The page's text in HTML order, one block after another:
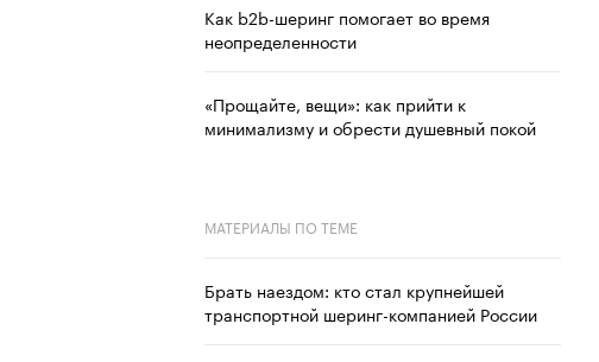
Как b2b-шеринг помогает во время
неопределенности
«Прощайте, вещи»: как прийти к
минимализму и обрести душевный покой
МАТЕРИАЛЫ ПО ТЕМЕ
Брать наездом: кто стал крупнейшей
транспортной шеринг-компанией России